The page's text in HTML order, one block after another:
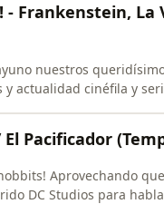
- Frankenstein,
hobbits! El programa
cinéfila y
Pacificador
ha encantado la
DC Studios para